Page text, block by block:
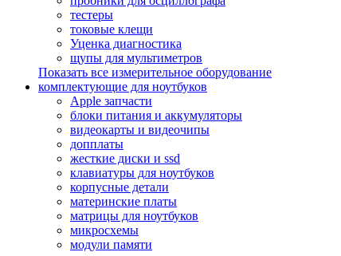
тестеры
токовые клещи
Уценка диагностика
щупы для мультиметров
Показать все измерительное оборудование
комплектующие для ноутбуков
Apple запчасти
блоки питания и аккумуляторы
видеокарты и видеочипы
допплаты
жесткие диски и ssd
клавиатуры для ноутбуков
корпусные детали
материнские платы
матрицы для ноутбуков
микросхемы
модули памяти